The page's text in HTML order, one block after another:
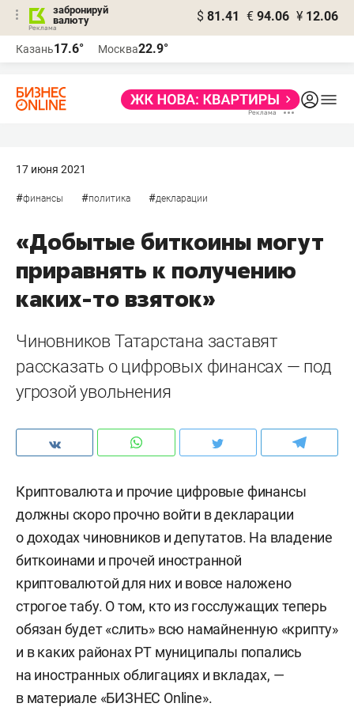
забронируй
валюту
$ 81.41 € 94.06 ¥ 12.06
Казань17.6° Москва22.9°
17 июня 2021
#финансы #политика #декларации
«Добытые биткоины могут
приравнять к получению
каких-то взяток»
Чиновников Татарстана заставят
рассказать о цифровых финансах — под
угрозой увольнения
Криптовалюта и прочие цифровые финансы
должны скоро прочно войти в декларации
о доходах чиновников и депутатов. На владение
биткоинами и прочей иностранной
криптовалютой для них и вовсе наложено
строгое табу. О том, кто из госслужащих теперь
обязан будет «слить» всю намайненную «крипту»
и в каких районах РТ муниципалы попались
на иностранных облигациях и вкладах, —
в материале «БИЗНЕС Online».